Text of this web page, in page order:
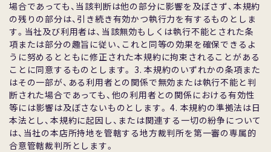
場合であっても、当該判断は他の部分に影響を及ぼさず、本規約
の残りの部分は、引き続き有効かつ執⾏⼒を有するものとしま
す。当社及び利⽤者は、当該無効もしくは執⾏不能とされた条
項または部分の趣旨に従い、これと同等の効果を確保できるよ
うに努めるとともに修正された本規約に拘束されることがある
ことに同意するものとします。 3. 本規約のいずれかの条項また
はその⼀部が、ある利⽤者との関係で無効または執⾏不能と判
断された場合であっても、他の利⽤者との関係における有効性
等には影響は及ぼさないものとします。 4. 本規約の準拠法は⽇
本法とし、本規約に起因し、または関連する⼀切の紛争について
は、当社の本店所持地を管轄する地⽅裁判所を第⼀審の専属的
合意管轄裁判所とします。